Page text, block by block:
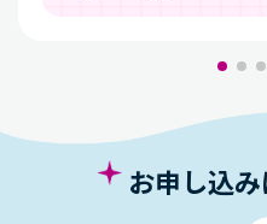
匂いがこもるよう
保管付き衣類ク
頼んだきっかけラン
お申し込